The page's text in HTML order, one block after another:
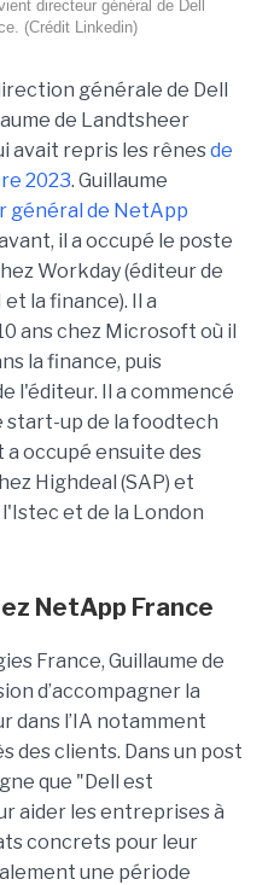
directeur général de Dell
(Crédit Linkedin)
générale de Dell
de Landtsheer
avait repris les rênesde
2023. Guillaume
général de NetApp
il a occupé le poste
Workday (éditeur de
la finance). Il a
ans chez Microsoft où il
la finance, puis
l'éditeur. Il a commencé
start-up de la foodtech
a occupé ensuite des
Highdeal (SAP) et
et de la London
NetApp France
France, Guillaume de
d’accompagner la
dans l’IA notamment
des clients. Dans un post
que "Dell est
aider les entreprises à
concrets pour leur
une période